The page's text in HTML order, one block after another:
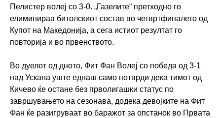
Пелистер волеј со 3-0. „Газелите“ претходно го
елиминираа битолскиот состав во четвртфиналето од
Купот на Македонија, а сега истиот резултат го
повторија и во првенството.
Во дуелот од дното, Фит Фан Волеј со победа од 3-1
над Ускана уште еднаш само потврди дека тимот од
Кичево ќе остане без прволигашки статус по
завршувањето на сезонава, додека девојките на Фит
Фан ќе разигруваат во баражот за опстанок во Првата